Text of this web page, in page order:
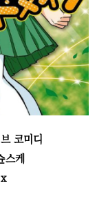
코미디
스케